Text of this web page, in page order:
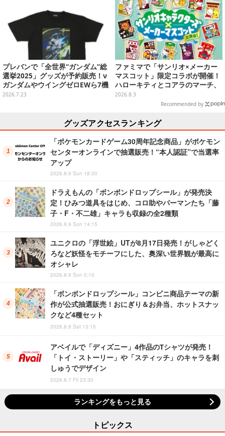
プレバンで「全世界“ガンダム”総
選挙2025」グッズが予約販売！ν
ガンダムやウイングゼロEWら7機
のTシャツ、タペストリーなどを
2026.7.23
ファミマで「サンリオ×メーカー
マスコット」限定コラボが開催！
ハローキティとコアラのマーチ、
ハンギョドンと出前坊やなど全26
キャラが夢の共演
2026.8.3
Recommended by
グッズアクセスランキング
「ポケモンカードゲーム30周年記念商品」がポケモン
センターオンラインで抽選販売！“本人認証”で当選率
アップ
2026.8.9 Sun 18:30
ドラえもんの「ボンボンドロップシール」が発売決
定！ひみつ道具をはじめ、コロ助やパーマンたち「藤
子・F・不二雄」キャラも収録の全2種類
2026.8.9 Sun 14:15
ユニクロの「浮世絵」UTが8月17日発売！がしゃどく
ろなど妖怪をモチーフにした、奥深い世界観が最高に
オシャレ
2026.8.9 Sun 0:10
「ボンボンドロップシール」コンビニ商品テーマの新
作が公式抽選販売！おにぎり＆お弁当、ホットスナッ
クなど4種セット
2026.8.8 Sat 13:15
アベイルで「ディズニー」4作品のTシャツが発売！
「トイ・ストーリー」や「スティッチ」のキャラを刺
しゅうでデザイン
2026.8.7 Fri 23:30
ランキングをもっと見る
トピックス